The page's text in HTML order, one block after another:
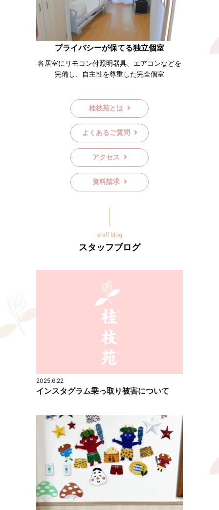
プライバシーが保てる独立個室
各居室にリモコン付照明器具、エアコンなどを
完備し、自主性を尊重した完全個室
桂枝苑とは
よくあるご質問
アクセス
資料請求
スタッフブログ
2025.6.22
インスタグラム乗っ取り被害について